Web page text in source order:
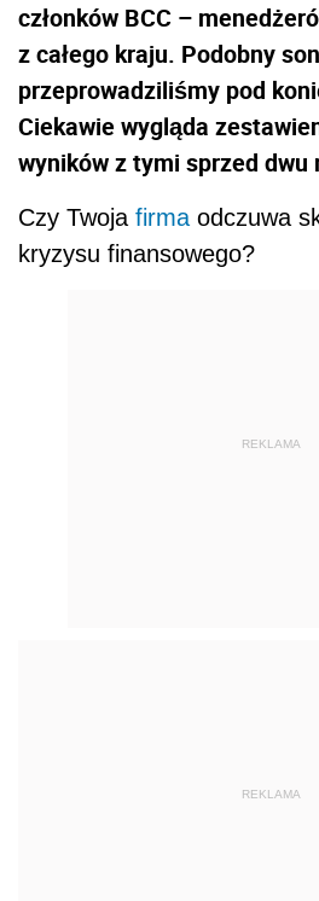
członków BCC –
z całego kraju. Podobny
przeprowadziliśmy pod
Ciekawie wygląda
wyników z tymi sprzed dwu
Czy Twoja firma odczuwa
kryzysu finansowego?
REKLAMA
REKLAMA